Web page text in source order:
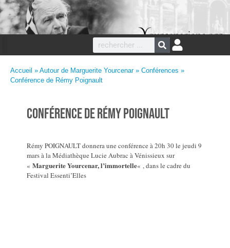
Accueil » Autour de Marguerite Yourcenar» Conférences »
Conférence de Rémy Poignault
Conférence de Rémy Poignault
Rémy POIGNAULT donnera une conférence à 20h 30 le jeudi 9
mars à la Médiathèque Lucie Aubrac à Vénissieux sur
«Marguerite Yourcenar, l’immortelle« , dans le cadre du
Festival Essenti’Elles